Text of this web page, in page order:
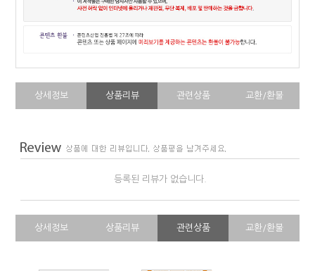
상세정보 상품리뷰 관련상품 교환/환불
등록된 리뷰가 없습니다.
상세정보 상품리뷰 관련상품 교환/환불